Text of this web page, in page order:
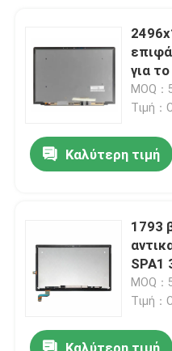
για
1873
MOQ
Τιμή：
Καλύτερη τιμή
1793
SPA1
MOQ
Τιμή：